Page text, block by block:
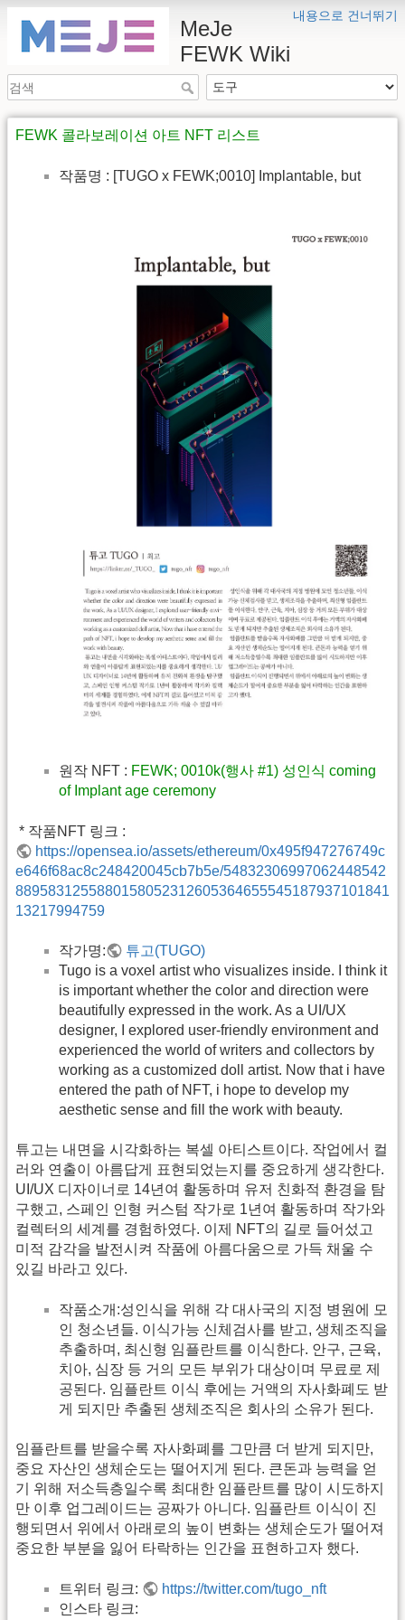
내용으로 건너뛰기
MeJe
FEWK Wiki
FEWK 콜라보레이션 아트 NFT 리스트
작품명 : [TUGO x FEWK;0010] Implantable, but
원작 NFT : FEWK; 0010k(행사 #1) 성인식 coming
of Implant age ceremony
 * 작품NFT 링크 :
https://opensea.io/assets/ethereum/0x495f947276749c
e646f68ac8c248420045cb7b5e/54832306997062448542
8895831255880158052312605364655545187937101841
13217994759
작가명:
튜고(TUGO)
Tugo is a voxel artist who visualizes inside. I think it
is important whether the color and direction were
beautifully expressed in the work. As a UI/UX
designer, I explored user-friendly environment and
experienced the world of writers and collectors by
working as a customized doll artist. Now that i have
entered the path of NFT, i hope to develop my
aesthetic sense and fill the work with beauty.
튜고는 내면을 시각화하는 복셀 아티스트이다. 작업에서 컬
러와 연출이 아름답게 표현되었는지를 중요하게 생각한다.
UI/UX 디자이너로 14년여 활동하며 유저 친화적 환경을 탐
구했고, 스페인 인형 커스텀 작가로 1년여 활동하며 작가와
컬렉터의 세계를 경험하였다. 이제 NFT의 길로 들어섰고
미적 감각을 발전시켜 작품에 아름다움으로 가득 채울 수
있길 바라고 있다.
작품소개:성인식을 위해 각 대사국의 지정 병원에 모
인 청소년들. 이식가능 신체검사를 받고, 생체조직을
추출하며, 최신형 임플란트를 이식한다. 안구, 근육,
치아, 심장 등 거의 모든 부위가 대상이며 무료로 제
공된다. 임플란트 이식 후에는 거액의 자사화폐도 받
게 되지만 추출된 생체조직은 회사의 소유가 된다.
임플란트를 받을수록 자사화폐를 그만큼 더 받게 되지만,
중요 자산인 생체순도는 떨어지게 된다. 큰돈과 능력을 얻
기 위해 저소득층일수록 최대한 임플란트를 많이 시도하지
만 이후 업그레이드는 공짜가 아니다. 임플란트 이식이 진
행되면서 위에서 아래로의 높이 변화는 생체순도가 떨어져
중요한 부분을 잃어 타락하는 인간을 표현하고자 했다.
트위터 링크:
https://twitter.com/tugo_nft
인스타 링크: